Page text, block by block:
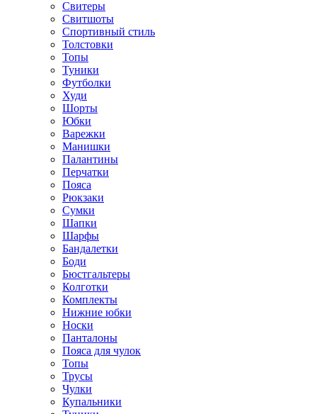
Свитеры
Свитшоты
Спортивный стиль
Толстовки
Топы
Туники
Футболки
Худи
Шорты
Юбки
Варежки
Манишки
Палантины
Перчатки
Пояса
Рюкзаки
Сумки
Шапки
Шарфы
Бандалетки
Боди
Бюстгальтеры
Колготки
Комплекты
Нижние юбки
Носки
Панталоны
Поясa для чулок
Топы
Трусы
Чулки
Купальники